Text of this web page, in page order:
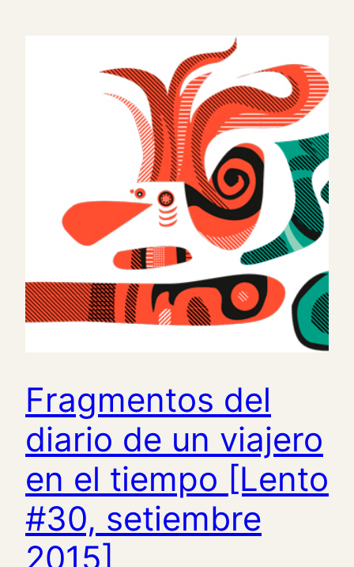
Fragmentos del
diario de un viajero
en el tiempo [Lento
#30, setiembre
2015]